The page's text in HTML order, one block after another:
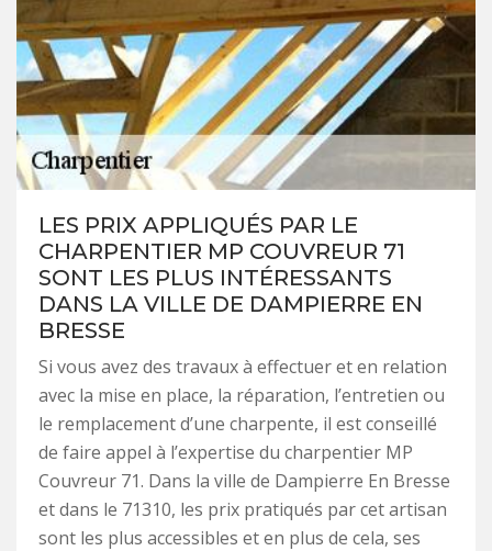
LES PRIX APPLIQUÉS PAR LE
CHARPENTIER MP COUVREUR 71
SONT LES PLUS INTÉRESSANTS
DANS LA VILLE DE DAMPIERRE EN
BRESSE
Si vous avez des travaux à effectuer et en relation
avec la mise en place, la réparation, l’entretien ou
le remplacement d’une charpente, il est conseillé
de faire appel à l’expertise du charpentier MP
Couvreur 71. Dans la ville de Dampierre En Bresse
et dans le 71310, les prix pratiqués par cet artisan
sont les plus accessibles et en plus de cela, ses